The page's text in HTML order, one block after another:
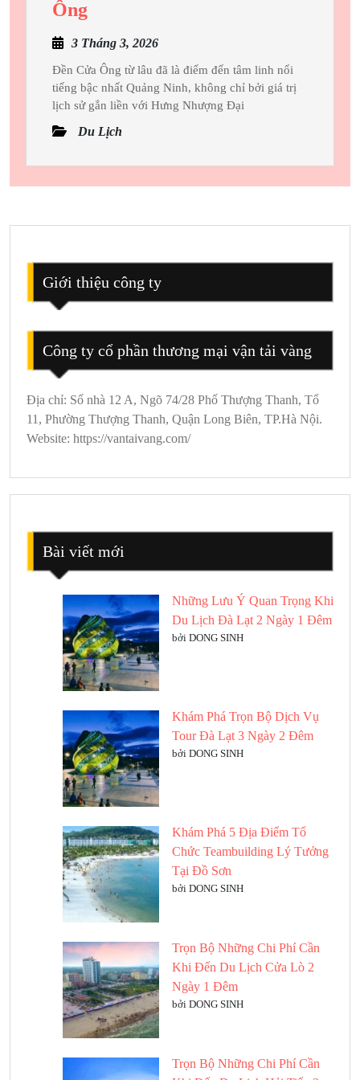
ÔngTrải
Dịch
Vụ
Bao
Gồm
Trong
Giá
Vé
Cửa
3 Tháng 3, 20263
3,
2026
Đền Cửa Ông từ lâu đã là điểm đến tâm linh nổi
tiếng bậc nhất Quảng Ninh, không chỉ bởi giá trị
lịch sử gắn liền với Hưng Nhượng Đại
Du Lịch
Giới thiệu công ty
Công ty cổ phần thương mại vận tải vàng
Địa chỉ: Số nhà 12 A, Ngõ 74/28 Phố Thượng Thanh, Tổ
11, Phường Thượng Thanh, Quận Long Biên, TP.Hà Nội.
Website: https://vantaivang.com/
Bài viết mới
Những Lưu Ý Quan Trọng Khi
Du Lịch Đà Lạt 2 Ngày 1 Đêm
bởi DONG SINH
Khám Phá Trọn Bộ Dịch Vụ
Tour Đà Lạt 3 Ngày 2 Đêm
bởi DONG SINH
Khám Phá 5 Địa Điểm Tổ
Chức Teambuilding Lý Tưởng
Tại Đồ Sơn
bởi DONG SINH
Trọn Bộ Những Chi Phí Cần
Khi Đến Du Lịch Cửa Lò 2
Ngày 1 Đêm
bởi DONG SINH
Trọn Bộ Những Chi Phí Cần